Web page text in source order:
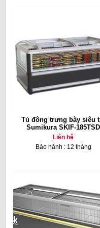
Tủ đông trưng bày siêu
Sumikura SKIF-185TSD
Liên hệ
Bảo hành : 12 tháng